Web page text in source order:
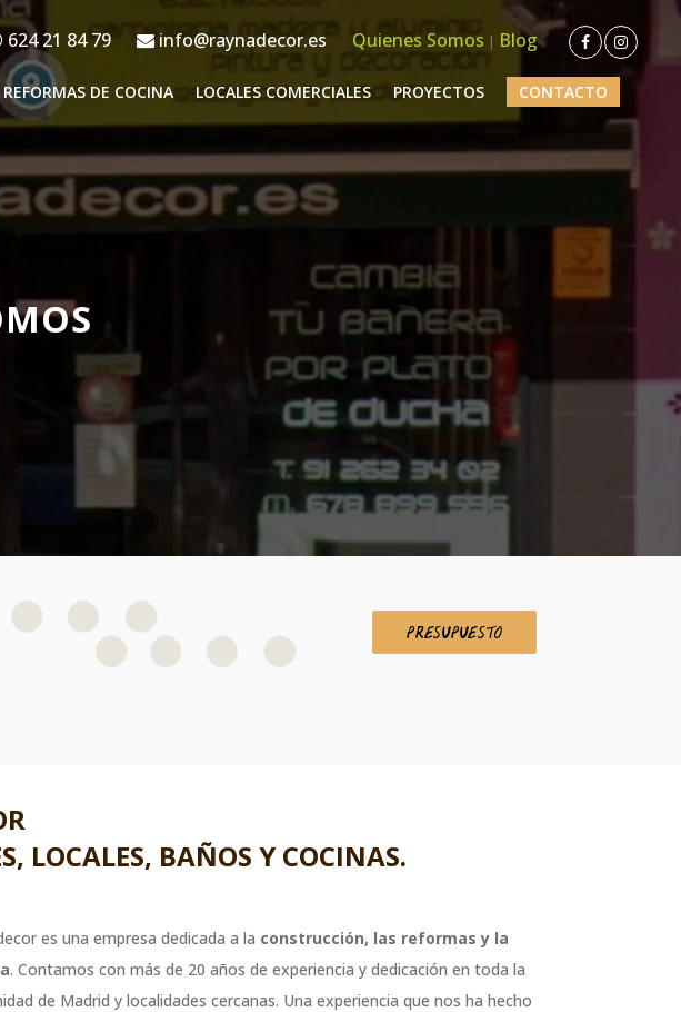
624 21 84 79 info@raynadecor.es Quienes Somos | Blog
REFORMAS DE COCINA LOCALES COMERCIALES PROYECTOS CONTACTO
PRESUPUESTO
LOCALES, BAÑOS Y COCINAS.
es una empresa dedicada a la construcción, las reformas y la
. Contamos con más de 20 años de experiencia y dedicación en toda la
de Madrid y localidades cercanas. Una experiencia que nos ha hecho